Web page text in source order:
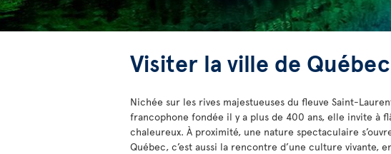
Visiter la ville de Québec
Nichée sur les rives majestueuses du fleuve Saint-
francophone fondée il y a plus de 400 ans, elle invite à
chaleureux. À proximité, une nature spectaculaire
Québec, c’est aussi la rencontre d’une culture